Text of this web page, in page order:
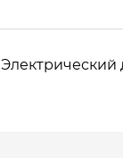
Электрический